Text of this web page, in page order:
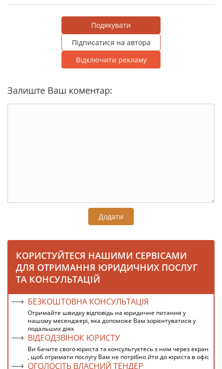
Подякувати
Підписатися на автора
Відключити рекламу
Залиште Ваш коментар:
Додати
КОРИСТУЙТЕСЯ НАШИМИ СЕРВІСАМИ
ДЛЯ ОТРИМАННЯ ЮРИДИЧНИХ ПОСЛУГ
ТА КОНСУЛЬТАЦІЙ
БЕЗКОШТОВНА КОНСУЛЬТАЦІЯ
Отримайте швидку відповідь на юридичне питання у
нашому месенджері, яка допоможе Вам зорієнтуватися у
подальших діях
ВІДЕОДЗВІНОК ЮРИСТУ
Ви бачите свого юриста та консультуєтесь з ним через екран
, щоб отримати послугу Вам не потрібно йти до юриста в офіс
ОГОЛОСІТЬ ВЛАСНИЙ ТЕНДЕР